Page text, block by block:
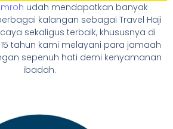
udah mendapatkan banyak
kalangan sebagai Travel Haji
sekaligus terbaik, khususnya di
tahun kami melayani para jamaah
sepenuh hati demi kenyamanan
ibadah.